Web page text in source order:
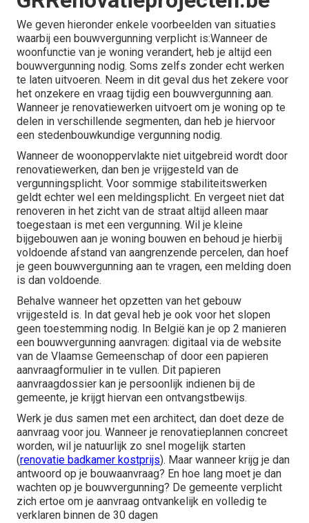
We geven hieronder enkele voorbeelden van situaties
waarbij een bouwvergunning verplicht is:Wanneer de
woonfunctie van je woning verandert, heb je altijd een
bouwvergunning nodig. Soms zelfs zonder echt werken
te laten uitvoeren. Neem in dit geval dus het zekere voor
het onzekere en vraag tijdig een bouwvergunning aan.
Wanneer je renovatiewerken uitvoert om je woning op te
delen in verschillende segmenten, dan heb je hiervoor
een stedenbouwkundige vergunning nodig.
Wanneer de woonoppervlakte niet uitgebreid wordt door
renovatiewerken, dan ben je vrijgesteld van de
vergunningsplicht. Voor sommige stabiliteitswerken
geldt echter wel een meldingsplicht. En vergeet niet dat
renoveren in het zicht van de straat altijd alleen maar
toegestaan is met een vergunning. Wil je kleine
bijgebouwen aan je woning bouwen en behoud je hierbij
voldoende afstand van aangrenzende percelen, dan hoef
je geen bouwvergunning aan te vragen, een melding doen
is dan voldoende.
Behalve wanneer het opzetten van het gebouw
vrijgesteld is. In dat geval heb je ook voor het slopen
geen toestemming nodig. In België kan je op 2 manieren
een bouwvergunning aanvragen: digitaal via de website
van de Vlaamse Gemeenschap of door een papieren
aanvraagformulier in te vullen. Dit papieren
aanvraagdossier kan je persoonlijk indienen bij de
gemeente, je krijgt hiervan een ontvangstbewijs.
Werk je dus samen met een architect, dan doet deze de
aanvraag voor jou. Wanneer je renovatieplannen concreet
worden, wil je natuurlijk zo snel mogelijk starten
(renovatie badkamer kostprijs). Maar wanneer krijg je dan
antwoord op je bouwaanvraag? En hoe lang moet je dan
wachten op je bouwvergunning? De gemeente verplicht
zich ertoe om je aanvraag ontvankelijk en volledig te
verklaren binnen de 30 dagen